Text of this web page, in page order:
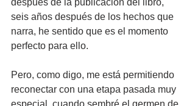
después de la publicación del libro,
seis años después de los hechos que
narra, he sentido que es el momento
perfecto para ello.
Pero, como digo, me está permitiendo
reconectar con una etapa pasada muy
especial, cuando sembré el germen de